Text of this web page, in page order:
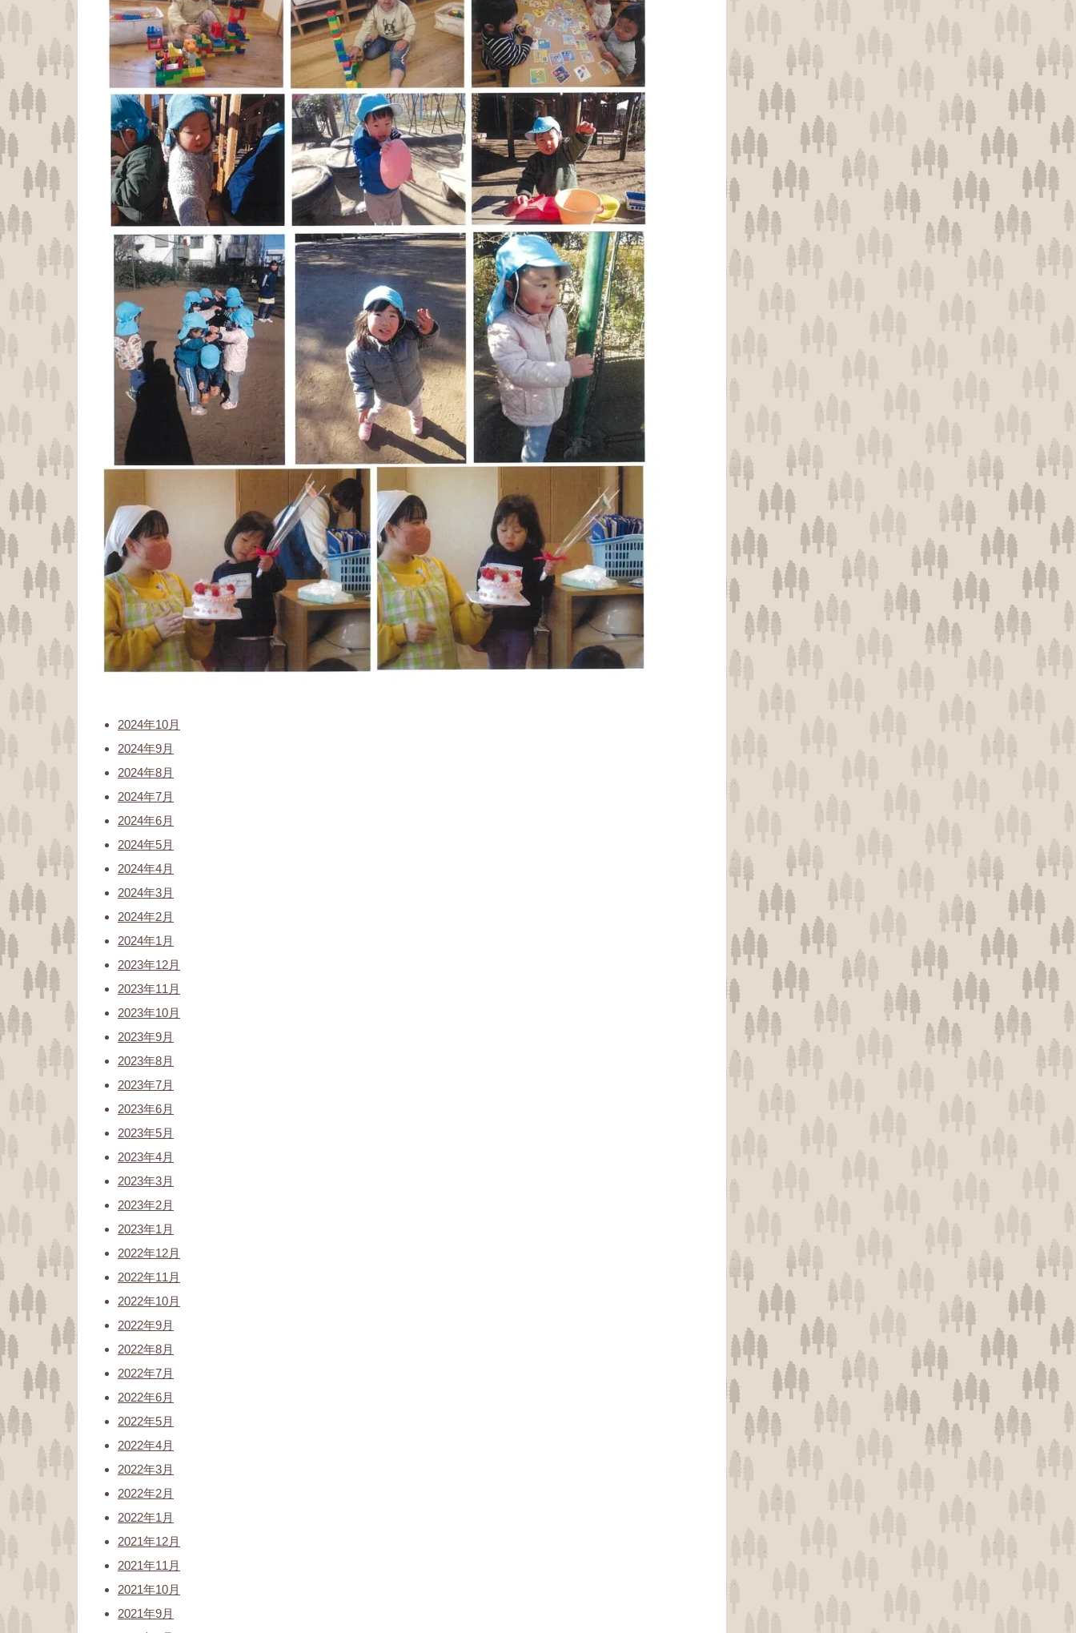
2024年10月
2024年9月
2024年8月
2024年7月
2024年6月
2024年5月
2024年4月
2024年3月
2024年2月
2024年1月
2023年12月
2023年11月
2023年10月
2023年9月
2023年8月
2023年7月
2023年6月
2023年5月
2023年4月
2023年3月
2023年2月
2023年1月
2022年12月
2022年11月
2022年10月
2022年9月
2022年8月
2022年7月
2022年6月
2022年5月
2022年4月
2022年3月
2022年2月
2022年1月
2021年12月
2021年11月
2021年10月
2021年9月